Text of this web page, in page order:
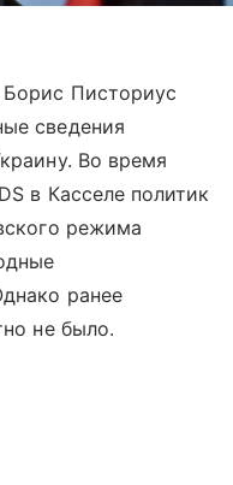
Писториус
сведения
Во время
в Касселе политик
режима
ранее
не было.